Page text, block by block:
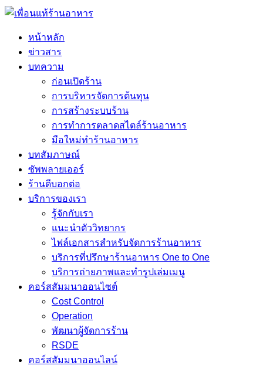
หน้าหลัก
ข่าวสาร
บทความ
ก่อนเปิดร้าน
การบริหารจัดการต้นทุน
การสร้างระบบร้าน
การทำการตลาดสไตล์ร้านอาหาร
มือใหม่ทำร้านอาหาร
บทสัมภาษณ์
ซัพพลายเออร์
ร้านดีบอกต่อ
บริการของเรา
รู้จักกับเรา
แนะนำตัววิทยากร
ไฟล์เอกสารสำหรับจัดการร้านอาหาร
บริการที่ปรึกษาร้านอาหาร One to One
บริการถ่ายภาพและทำรูปเล่มเมนู
คอร์สสัมมนาออนไซต์
Cost Control
Operation
พัฒนาผู้จัดการร้าน
RSDE
คอร์สสัมมนาออนไลน์